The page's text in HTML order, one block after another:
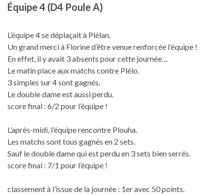
Équipe 4 (D4 Poule A)
L’équipe 4 se déplaçait à Plélan.
Un grand merci à Florine d’être venue renforcée l’équipe !
En effet, il y avait 3 absents pour cette journée…
Le matin place aux matchs contre Plélo.
3 simples sur 4 sont gagnés.
Le double dame est aussi perdu.
score final : 6/2 pour l’équipe !
L’après-midi, l’équipe rencontre Plouha.
Les matchs sont tous gagnés en 2 sets.
Sauf le double dame qui est perdu en 3 sets bien serrés.
score final : 7/1 pour l’équipe !
classement à l’issue de la journée : 1er avec 50 points.